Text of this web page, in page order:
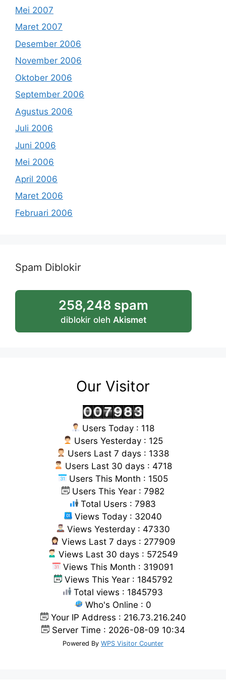
Mei 2007
Maret 2007
Desember 2006
November 2006
Oktober 2006
September 2006
Agustus 2006
Juli 2006
Juni 2006
Mei 2006
April 2006
Maret 2006
Februari 2006
Spam Diblokir
258,248 spam
diblokir oleh Akismet
Our Visitor
Users Today : 118
Users Yesterday : 125
Users Last 7 days : 1338
Users Last 30 days : 4718
Users This Month : 1505
Users This Year : 7982
Total Users : 7983
Views Today : 32040
Views Yesterday : 47330
Views Last 7 days : 277909
Views Last 30 days : 572549
Views This Month : 319091
Views This Year : 1845792
Total views : 1845793
Who's Online : 0
Your IP Address : 216.73.216.240
Server Time : 2026-08-09 10:34
Powered By WPS Visitor Counter